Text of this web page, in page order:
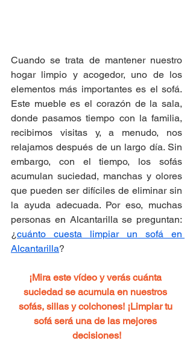
Cuando se trata de mantener nuestro
hogar limpio y acogedor, uno de los
elementos más importantes es el sofá.
Este mueble es el corazón de la sala,
donde pasamos tiempo con la familia,
recibimos visitas y, a menudo, nos
relajamos después de un largo día. Sin
embargo, con el tiempo, los sofás
acumulan suciedad, manchas y olores
que pueden ser difíciles de eliminar sin
la ayuda adecuada. Por eso, muchas
personas en Alcantarilla se preguntan:
¿cuánto cuesta limpiar un sofá en
Alcantarilla?
¡Mira este vídeo y verás cuánta
suciedad se acumula en nuestros
sofás, sillas y colchones! ¡Limpiar tu
sofá será una de las mejores
decisiones!